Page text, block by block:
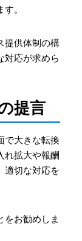
。
提供体制の構
対応が求めら
提言
で大きな転換
れ拡大や報酬
適切な対応を
をお勧めしま